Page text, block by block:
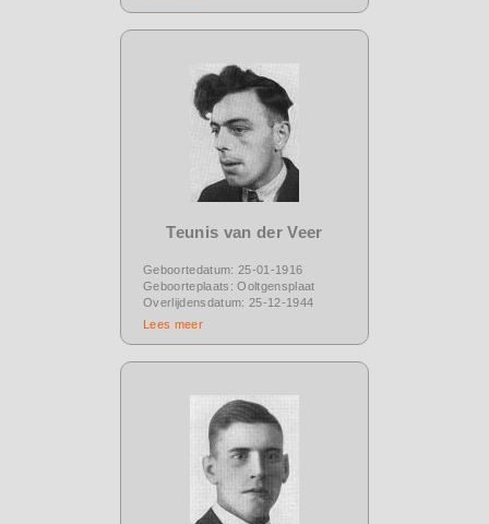
Teunis van der Veer
Geboortedatum: 25-01-1916
Geboorteplaats: Ooltgensplaat
Overlijdensdatum: 25-12-1944
Lees meer